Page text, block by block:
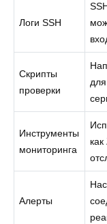
Логи SSH
Скрипты
проверки
Инструменты
мониторинга
Алерты